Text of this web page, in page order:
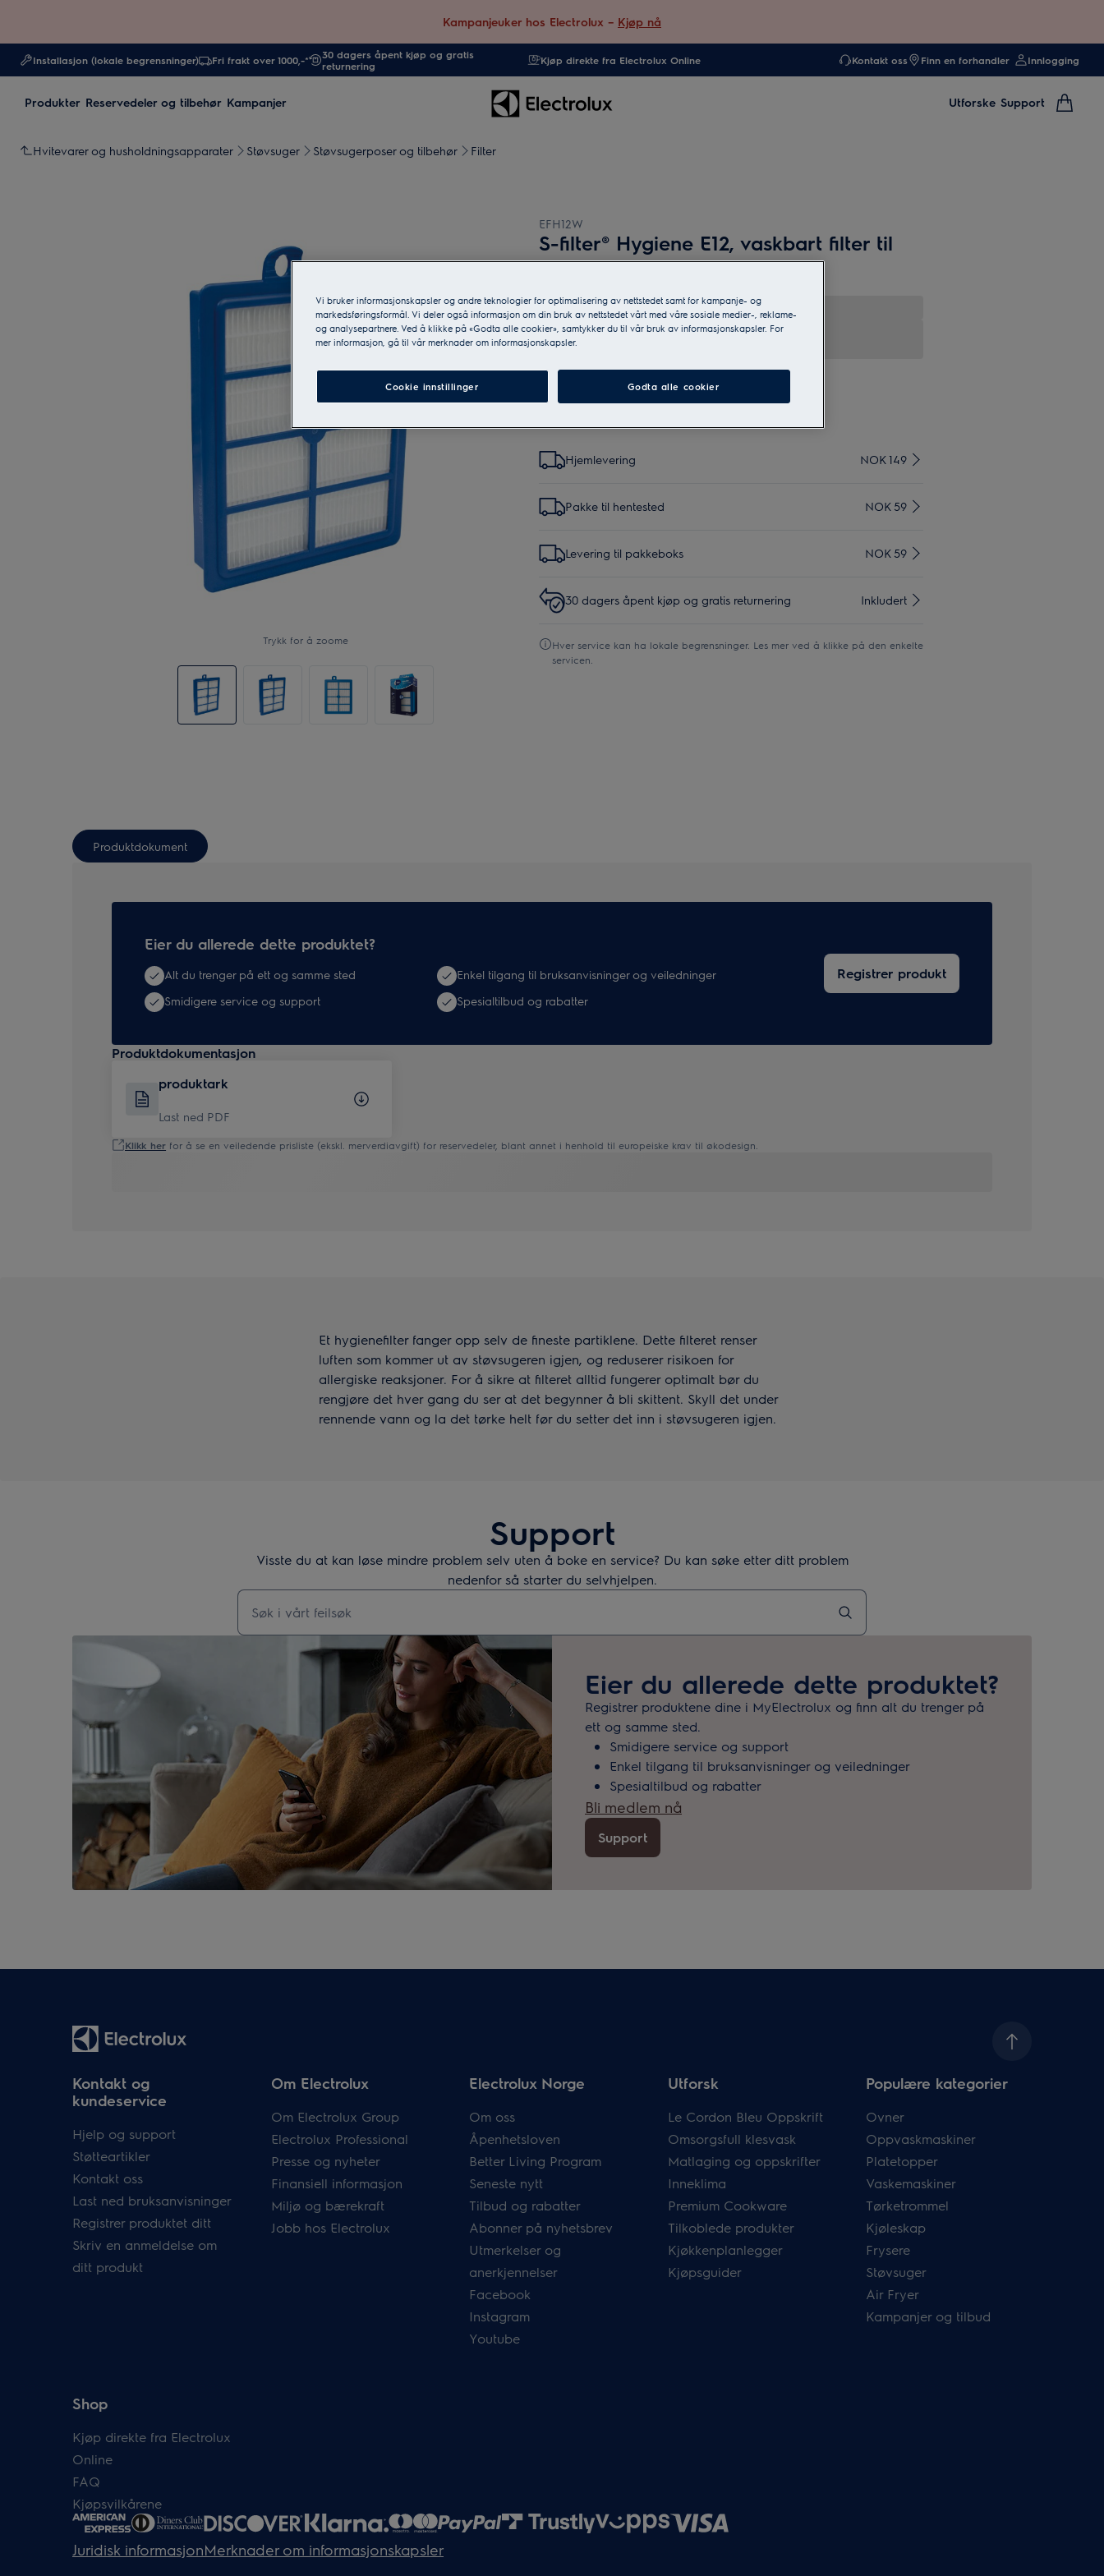
Kampanjeuker hos Electrolux – Kjøp nå
Installasjon (lokale begrensninger) Fri frakt over 1000,-*
30 dagers åpent kjøp og gratis
returnering
Kjøp direkte fra Electrolux Online Kontakt oss Finn en forhandler Innlogging
Produkter Reservedeler og tilbehør Kampanjer Utforske Support
Hvitevarer og husholdningsapparater Støvsuger Støvsugerposer og tilbehør Filter
Trykk for å zoome
EFH12W
S-filter® Hygiene E12, vaskbart filter til
støvsuger
Hjemlevering NOK 149
Pakke til hentested NOK 59
Levering til pakkeboks NOK 59
30 dagers åpent kjøp og gratis returnering Inkludert
Hver service kan ha lokale begrensninger. Les mer ved å klikke på den enkelte
servicen.
Produktdokument
Eier du allerede dette produktet?
Alt du trenger på ett og samme sted
Enkel tilgang til bruksanvisninger og veiledninger
Smidigere service og support
Spesialtilbud og rabatter
Registrer produkt
Produktdokumentasjon
produktark
Last ned PDF
Klikk her for å se en veiledende prisliste (ekskl. merverdiavgift) for reservedeler, blant annet i henhold til europeiske krav til økodesign.
Et hygienefilter fanger opp selv de fineste partiklene. Dette filteret renser
luften som kommer ut av støvsugeren igjen, og reduserer risikoen for
allergiske reaksjoner. For å sikre at filteret alltid fungerer optimalt bør du
rengjøre det hver gang du ser at det begynner å bli skittent. Skyll det under
rennende vann og la det tørke helt før du setter det inn i støvsugeren igjen.
Support
Visste du at kan løse mindre problem selv uten å boke en service? Du kan søke etter ditt problem
nedenfor så starter du selvhjelpen.
Skriv her for å søke etter supportartikler
Eier du allerede dette produktet?
Registrer produktene dine i MyElectrolux og finn alt du trenger på
ett og samme sted.
Smidigere service og support
Enkel tilgang til bruksanvisninger og veiledninger
Spesialtilbud og rabatter
Bli medlem nå
Support
Kontakt og
kundeservice
Hjelp og support
Støtteartikler
Kontakt oss
Last ned bruksanvisninger
Registrer produktet ditt
Skriv en anmeldelse om
ditt produkt
Om Electrolux
Om Electrolux Group
Electrolux Professional
Presse og nyheter
Finansiell informasjon
Miljø og bærekraft
Jobb hos Electrolux
Electrolux Norge
Om oss
Åpenhetsloven
Better Living Program
Seneste nytt
Tilbud og rabatter
Abonner på nyhetsbrev
Utmerkelser og
anerkjennelser
Facebook
Instagram
Youtube
Utforsk
Le Cordon Bleu Oppskrift
Omsorgsfull klesvask
Matlaging og oppskrifter
Inneklima
Premium Cookware
Tilkoblede produkter
Kjøkkenplanlegger
Kjøpsguider
Populære kategorier
Ovner
Oppvaskmaskiner
Platetopper
Vaskemaskiner
Tørketrommel
Kjøleskap
Frysere
Støvsuger
Air Fryer
Kampanjer og tilbud
Shop
Kjøp direkte fra Electrolux
Online
FAQ
Kjøpsvilkårene
Juridisk informasjonMerknader om informasjonskapsler
Vi bruker informasjonskapsler og andre teknologier for optimalisering av nettstedet samt for kampanje- og
markedsføringsformål. Vi deler også informasjon om din bruk av nettstedet vårt med våre sosiale medier-, reklame-
og analysepartnere. Ved å klikke på «Godta alle cookier», samtykker du til vår bruk av informasjonskapsler. For
mer informasjon, gå til vår merknader om informasjonskapsler.
Cookie innstillinger Godta alle cookier